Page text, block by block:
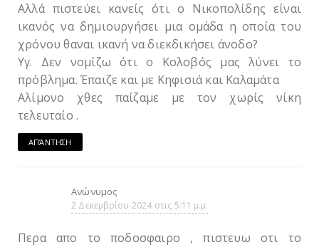
Αλλά πιστεύει κανείς ότι ο Νικοπολίδης είναι
ικανός να δημιουργήσει μια ομάδα η οποία του
χρόνου θαναι ικανή να διεκδικήσει άνοδο?
Υγ. Δεν νομίζω ότι ο Κολοβός μας λύνει το
πρόβλημα. Έπαιζε και με Κηφισιά και Καλαμάτα
Αλίμονο χθες παίζαμε με τον χωρίς νίκη
τελευταίο .
ΑΠΆΝΤΗΣΗ
Ανώνυμος
2 Δεκεμβρίου 2024 στις 5:11 μ.μ.
Περα απο το ποδοσφαιρο , πιστευω οτι το